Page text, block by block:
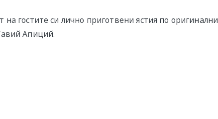
гостите си лично приготвени ястия по оригинални
Апиций.